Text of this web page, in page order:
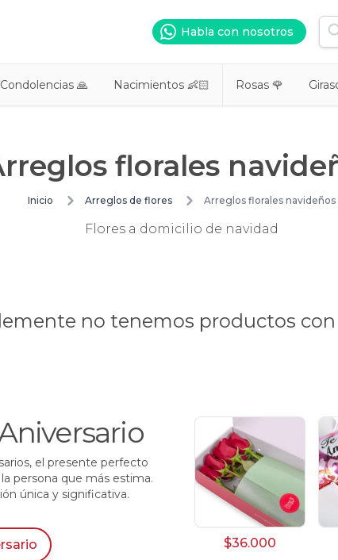
Habla con nosotros
Condolencias 🙏 Nacimientos 👶🏻 Rosas 🌹
florales
Inicio Arreglos de flores Arreglos florales navideños
Flores a domicilio de navidad
no tenemos productos
el presente perfecto
persona que más estima.
única y significativa.
$36.000